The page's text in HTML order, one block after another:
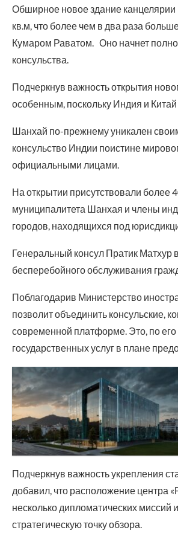
Обширное новое здание
кв.м, что более чем в два раза
Кумаром Раватом. Оно начнет
консульства.
Подчеркнув важность открытия
особенным, поскольку Индия и
Шанхай по-прежнему уникален
консульство Индии поистине
официальными лицами.
На открытии присутствовали более
муниципалитета Шанхая и члены
городов, находящихся под
Генеральный консул Пратик Матхур
бесперебойного обслуживания
Поблагодарив Министерство
позволит объединить консульские,
современной платформе. Это, по
государственных услуг в плане
Подчеркнув важность укрепления
добавил, что расположение центра
несколько дипломатических миссий
стратегическую точку обзора.